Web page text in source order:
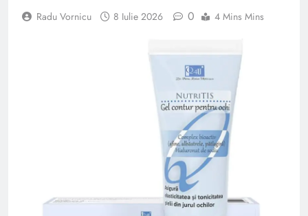
Radu Vornicu 8 Iulie 2026 0 4 Mins Mins